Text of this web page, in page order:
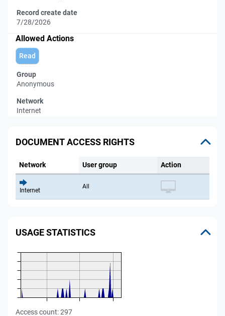
Record create date
7/28/2026
Allowed Actions
Read
Group
Anonymous
Network
Internet
DOCUMENT ACCESS RIGHTS
Network User group Action
Internet
All
USAGE STATISTICS
Access count:297